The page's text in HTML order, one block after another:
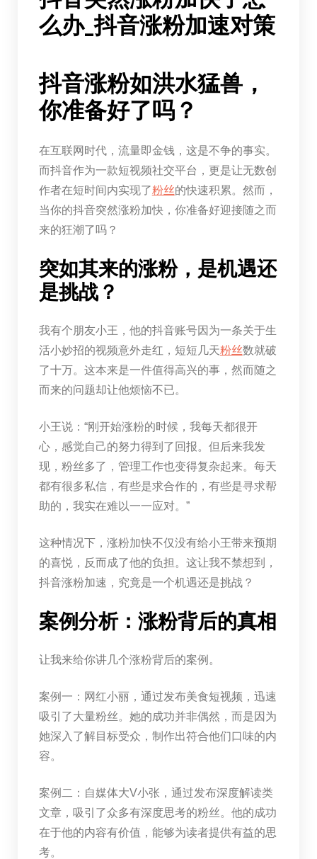
么办_抖音涨粉加速对策
抖音涨粉如洪水猛兽，
你准备好了吗？
在互联网时代，流量即金钱，这是不争的事实。
而抖音作为一款短视频社交平台，更是让无数创
作者在短时间内实现了粉丝的快速积累。然而，
当你的抖音突然涨粉加快，你准备好迎接随之而
来的狂潮了吗？
突如其来的涨粉，是机遇还
是挑战？
我有个朋友小王，他的抖音账号因为一条关于生
活小妙招的视频意外走红，短短几天粉丝数就破
了十万。这本来是一件值得高兴的事，然而随之
而来的问题却让他烦恼不已。
小王说：“刚开始涨粉的时候，我每天都很开
心，感觉自己的努力得到了回报。但后来我发
现，粉丝多了，管理工作也变得复杂起来。每天
都有很多私信，有些是求合作的，有些是寻求帮
助的，我实在难以一一应对。”
这种情况下，涨粉加快不仅没有给小王带来预期
的喜悦，反而成了他的负担。这让我不禁想到，
抖音涨粉加速，究竟是一个机遇还是挑战？
案例分析：涨粉背后的真相
让我来给你讲几个涨粉背后的案例。
案例一：网红小丽，通过发布美食短视频，迅速
吸引了大量粉丝。她的成功并非偶然，而是因为
她深入了解目标受众，制作出符合他们口味的内
容。
案例二：自媒体大V小张，通过发布深度解读类
文章，吸引了众多有深度思考的粉丝。他的成功
在于他的内容有价值，能够为读者提供有益的思
考。